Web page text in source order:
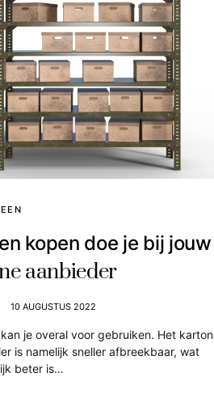
kopen doe je bij jouw
aanbieder
10 AUGUSTUS 2022
je overal voor gebruiken. Het karton
is namelijk sneller afbreekbaar, wat
beter is…